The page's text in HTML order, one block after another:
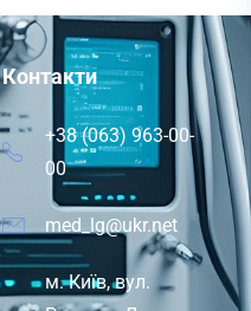
Контакти
+38 (063) 963-00-
00
med_lg@ukr.net
м. Київ, вул.